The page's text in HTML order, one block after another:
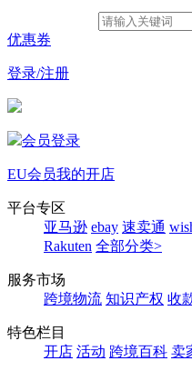
优惠券
登录/注册
会员登录
EU会员我的开店
平台专区
亚马逊 ebay 速卖通
Rakuten 全部分类>
服务市场
跨境物流 知识产权 收
特色栏目
开店 活动 跨境百科 卖